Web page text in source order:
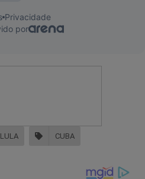
LULA CUBA